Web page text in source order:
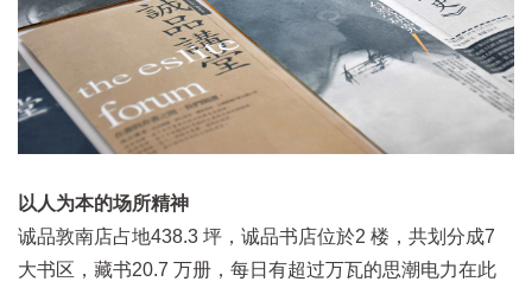
以人为本的场所精神
诚品敦南店占地438.3 坪，诚品书店位於2 楼，共划分成7
大书区，藏书20.7 万册，每日有超过万瓦的思潮电力在此